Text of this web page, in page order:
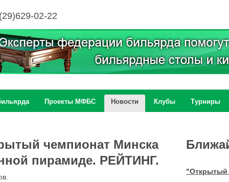
02-22
Проекты МФБС Новости Клубы Турниры
чемпионат Минска
пирамиде. РЕЙТИНГ.
"Открытый